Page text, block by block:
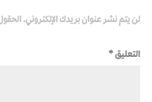
لن يتم نشر عنوان بريدك الإلكتروني.
التعليق*